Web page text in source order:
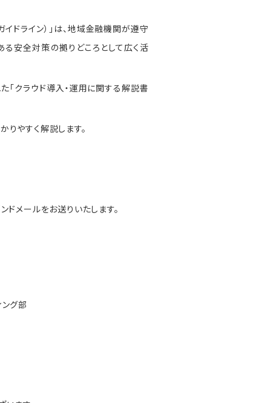
ドライン）」は、地域金融機関が遵守
安全対策の拠りどころとして広く活
クラウド導入・運用に関する解説書
りやすく解説します。
メールをお送りいたします。
グ部